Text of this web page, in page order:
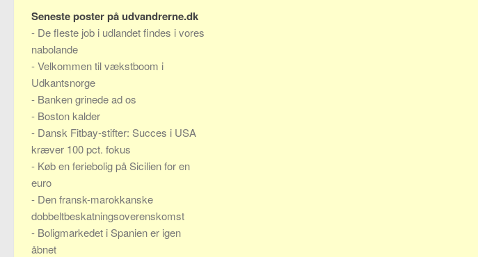
Seneste poster på udvandrerne.dk
- De fleste job i udlandet findes i vores
nabolande
-Velkommen til vækstboom i
Udkantsnorge
- Banken grinede ad os
- Boston kalder
- Dansk Fitbay-stifter: Succes i USA
kræver 100 pct. fokus
- Køb en feriebolig på Sicilien for en
euro
- Den fransk-marokkanske
dobbeltbeskatningsoverenskomst
- Boligmarkedet i Spanien er igen
åbnet